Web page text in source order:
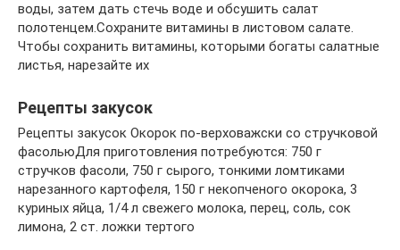
воды, затем дать стечь воде и обсушить салат
полотенцем.Сохраните витамины в листовом салате.
Чтобы сохранить витамины, которыми богаты салатные
листья, нарезайте их
Рецепты закусок
Рецепты закусок Окорок по-верховажски со стручковой
фасольюДля приготовления потребуются: 750 г
стручков фасоли, 750 г сырого, тонкими ломтиками
нарезанного картофеля, 150 г некопченого окорока, 3
куриных яйца, 1/4 л свежего молока, перец, соль, сок
лимона, 2 ст. ложки тертого